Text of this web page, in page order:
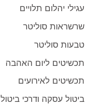
עגילי יהלום תלויים
שרשראות סוליטר
טבעות סוליטר
תכשיטים ליום האהבה
תכשיטים לאירועים
ביטול עסקה ודרכי ביטול